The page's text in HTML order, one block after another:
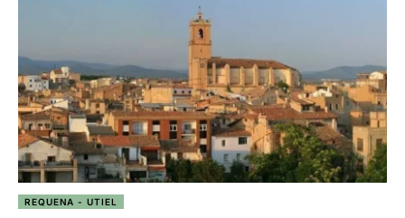
REQUENA - UTIEL